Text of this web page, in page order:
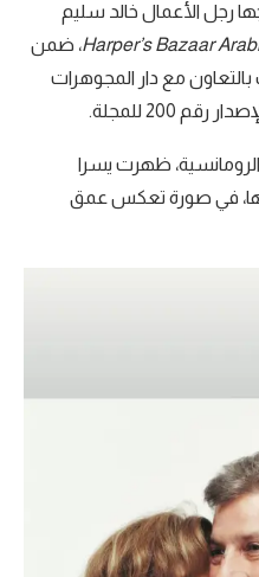
رجل الأعمال خالد سليم
Harper’s Bazaar، ضمن
مع دار المجوهرات
200 للمجلة.
ظهرت يسرا
في صورة تعكس عمق